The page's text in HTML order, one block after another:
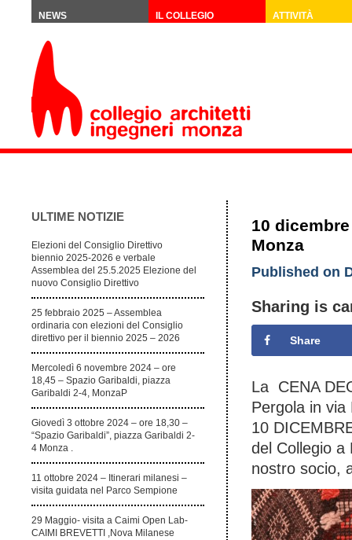
NEWS IL COLLEGIO ATTIVITÀ
ULTIME NOTIZIE
Elezioni del Consiglio Direttivo
biennio 2025-2026 e verbale
Assemblea del 25.5.2025 Elezione del
nuovo Consiglio Direttivo
25 febbraio 2025 – Assemblea
ordinaria con elezioni del Consiglio
direttivo per il biennio 2025 – 2026
Mercoledì 6 novembre 2024 – ore
18,45 – Spazio Garibaldi, piazza
Garibaldi 2-4, MonzaP
Giovedì 3 ottobre 2024 – ore 18,30 –
“Spazio Garibaldi”, piazza Garibaldi 2-
4 Monza .
11 ottobre 2024 – Itinerari milanesi –
visita guidata nel Parco Sempione
29 Maggio- visita a Caimi Open Lab-
CAIMI BREVETTI ,Nova Milanese
10
Monza
Published on
Sharing is
Share
La CENA
Pergola in via
10
del Collegio a
nostro socio,